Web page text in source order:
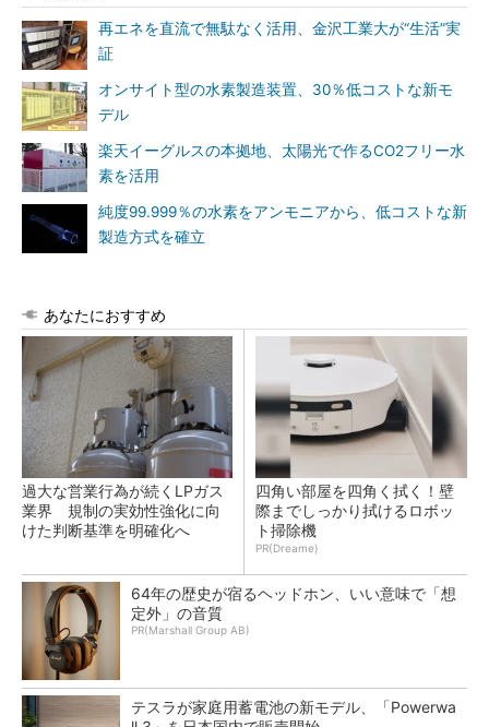
再エネを直流で無駄なく活用、金沢工業大が“生活”実
証
オンサイト型の水素製造装置、30％低コストな新モ
デル
楽天イーグルスの本拠地、太陽光で作るCO2フリー水
素を活用
純度99.999％の水素をアンモニアから、低コストな新
製造方式を確立
あなたにおすすめ
過大な営業行為が続くLPガス
業界 規制の実効性強化に向
けた判断基準を明確化へ
四角い部屋を四角く拭く！壁
際までしっかり拭けるロボッ
ト掃除機
PR(Dreame)
64年の歴史が宿るヘッドホン、いい意味で「想
定外」の音質
PR(Marshall Group AB)
テスラが家庭用蓄電池の新モデル、「Powerwa